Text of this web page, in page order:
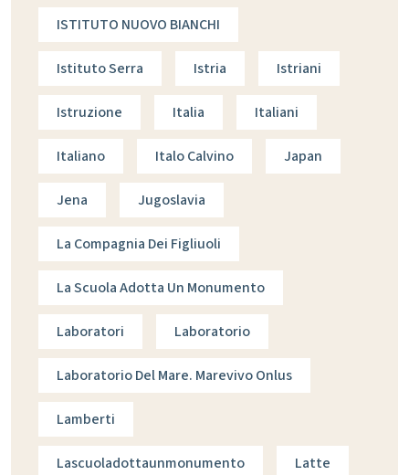
ISTITUTO NUOVO BIANCHI
Istituto Serra Istria Istriani
Istruzione Italia Italiani
Italiano Italo Calvino Japan
Jena Jugoslavia
La Compagnia Dei Figliuoli
La Scuola Adotta Un Monumento
Laboratori Laboratorio
Laboratorio Del Mare. Marevivo Onlus
Lamberti
Lascuoladottaunmonumento Latte